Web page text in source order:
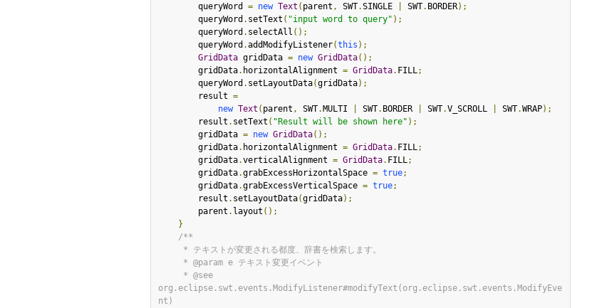
        queryWord
= new Text ( parent , SWT.SINGLE SWT. BORDER);
        queryWord
. setText ( "input word to query" );
        queryWord
. selectAll ();
        queryWord
.addModifyListener(this );
GridData gridData = new GridData();
        gridData
. horizontalAlignment = GridData. FILL;
        queryWord
. setLayoutData(gridData);
        result
=
new Text ( parent , SWT. MULTI SWT. BORDER SWT.V_SCROLL SWT.WRAP);
        result
. setText ( "Result will be shown here" );
        gridData
= new GridData();
        gridData
. horizontalAlignment = GridData. FILL;
        gridData
.verticalAlignment = GridData. FILL;
        gridData
.grabExcessHorizontalSpace = true;
        gridData
.grabExcessVerticalSpace = true;
        result
. setLayoutData(gridData);
        parent
. layout ();
}
/**
org.eclipse.swt.events.ModifyListener#modifyText(org.eclipse.swt.events.ModifyEve
nt)